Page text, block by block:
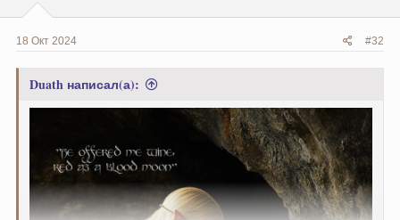
18 Окт 2024 #32
Duath написал(а):